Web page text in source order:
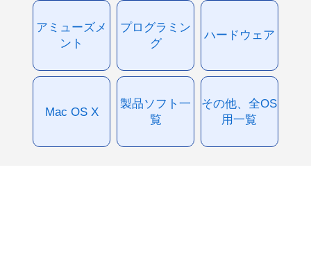
アミューズメ
ント
プログラミン
グ
ハードウェア
Mac OS X
製品ソフト一
覧
その他、全OS
用一覧